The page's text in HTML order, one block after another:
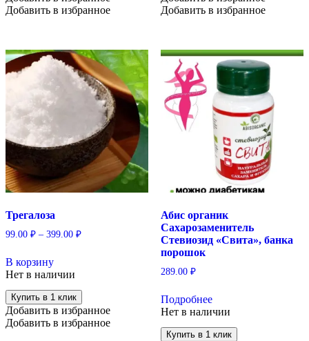
Добавить в избранное
Добавить в избранное
Трегалоза
99.00 ₽ – 399.00 ₽
В корзинутовар
имеет
несколько
вариаций.
Опции
можно
Нет в наличии
Купить в 1 клик
Добавить в избранное
Добавить в избранное
Абис органик
Сахарозаменитель
Стевиозид «Свита», банка
порошок
289.00 ₽
Подробнее
Нет в наличии
Купить в 1 клик